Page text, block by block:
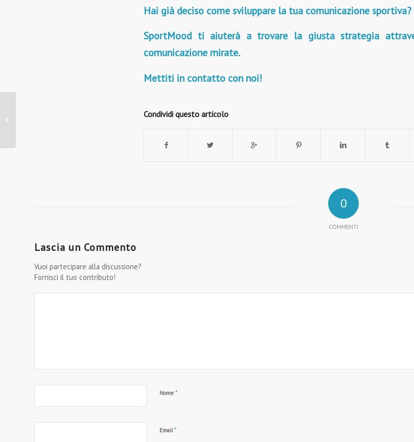
Hai già deciso come sviluppare la tua comunicazione sportiva?
SportMood ti aiuterà a trovare la giusta strategia
comunicazione mirate.
Mettiti in contatto con noi!
Condividi questo articolo
0
COMMENTI
Lascia un Commento
Vuoi partecipare alla discussione?
Fornisci il tuo contributo!
Nome *
Email*